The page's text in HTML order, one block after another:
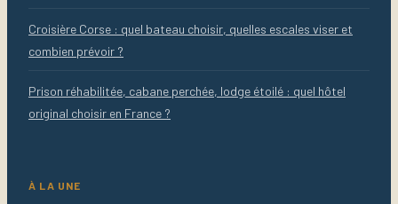
Croisière Corse : quel bateau choisir, quelles escales viser et
combien prévoir ?
Prison réhabilitée, cabane perchée, lodge étoilé : quel hôtel
original choisir en France ?
À LA UNE